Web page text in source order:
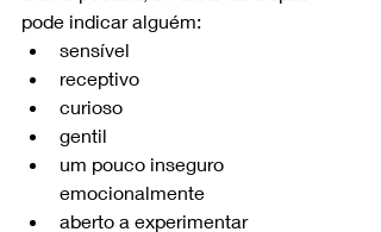
pode indicar alguém:
sensível
receptivo
curioso
gentil
um pouco inseguro
emocionalmente
aberto a experimentar